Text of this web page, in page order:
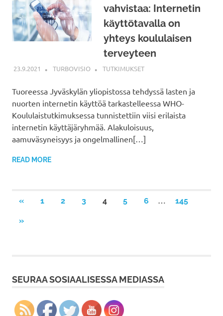
vahvistaa: Internetin
käyttötavalla on
yhteys koululaisen
terveyteen
23.9.2021 TURBOVISIO TUTKIMUKSET
Tuoreessa Jyväskylän yliopistossa tehdyssä lasten ja
nuorten internetin käyttöä tarkastelleessa WHO-
Koululaistutkimuksessa tunnistettiin viisi erilaista
internetin käyttäjäryhmää. Alakuloisuus,
aamuväsyneisyys ja ongelmallinen[…]
READ MORE
Artikkelien
selaus
«PREVIOUS
1 2 3 4 5 6 … 145
NEXT
»
SEURAA SOSIAALISESSA MEDIASSA